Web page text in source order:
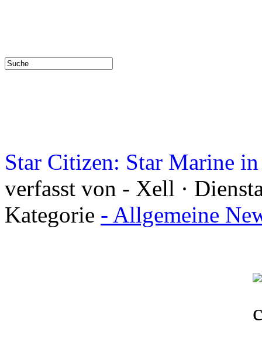
Star Citizen: Star Marine
verfasst von - Xell ·
Kategorie - Allgemeine